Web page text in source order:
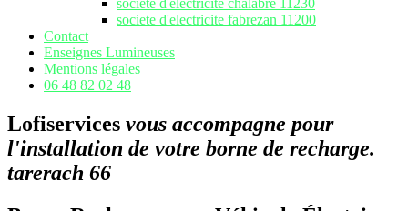
societe d'electricite fabrezan 11200
Contact
Enseignes Lumineuses
Mentions légales
06 48 82 02 48
Lofiservices vous accompagne pour
l'installation de votre borne de recharge.
tarerach 66